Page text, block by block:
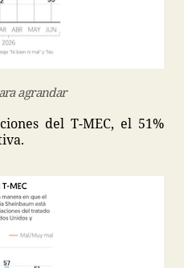
agrandar
del T-MEC, el 51%